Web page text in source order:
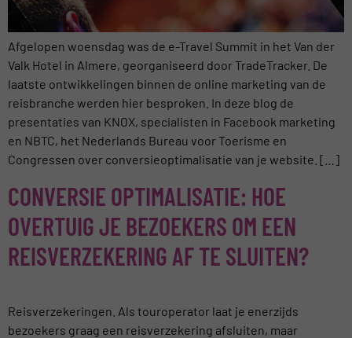
Afgelopen woensdag was de e-Travel Summit in het Van der
Valk Hotel in Almere, georganiseerd door TradeTracker. De
laatste ontwikkelingen binnen de online marketing van de
reisbranche werden hier besproken. In deze blog de
presentaties van KNOX, specialisten in Facebook marketing
en NBTC, het Nederlands Bureau voor Toerisme en
Congressen over conversieoptimalisatie van je website. […]
CONVERSIE OPTIMALISATIE: HOE
OVERTUIG JE BEZOEKERS OM EEN
REISVERZEKERING AF TE SLUITEN?
Reisverzekeringen. Als touroperator laat je enerzijds
bezoekers graag een reisverzekering afsluiten, maar